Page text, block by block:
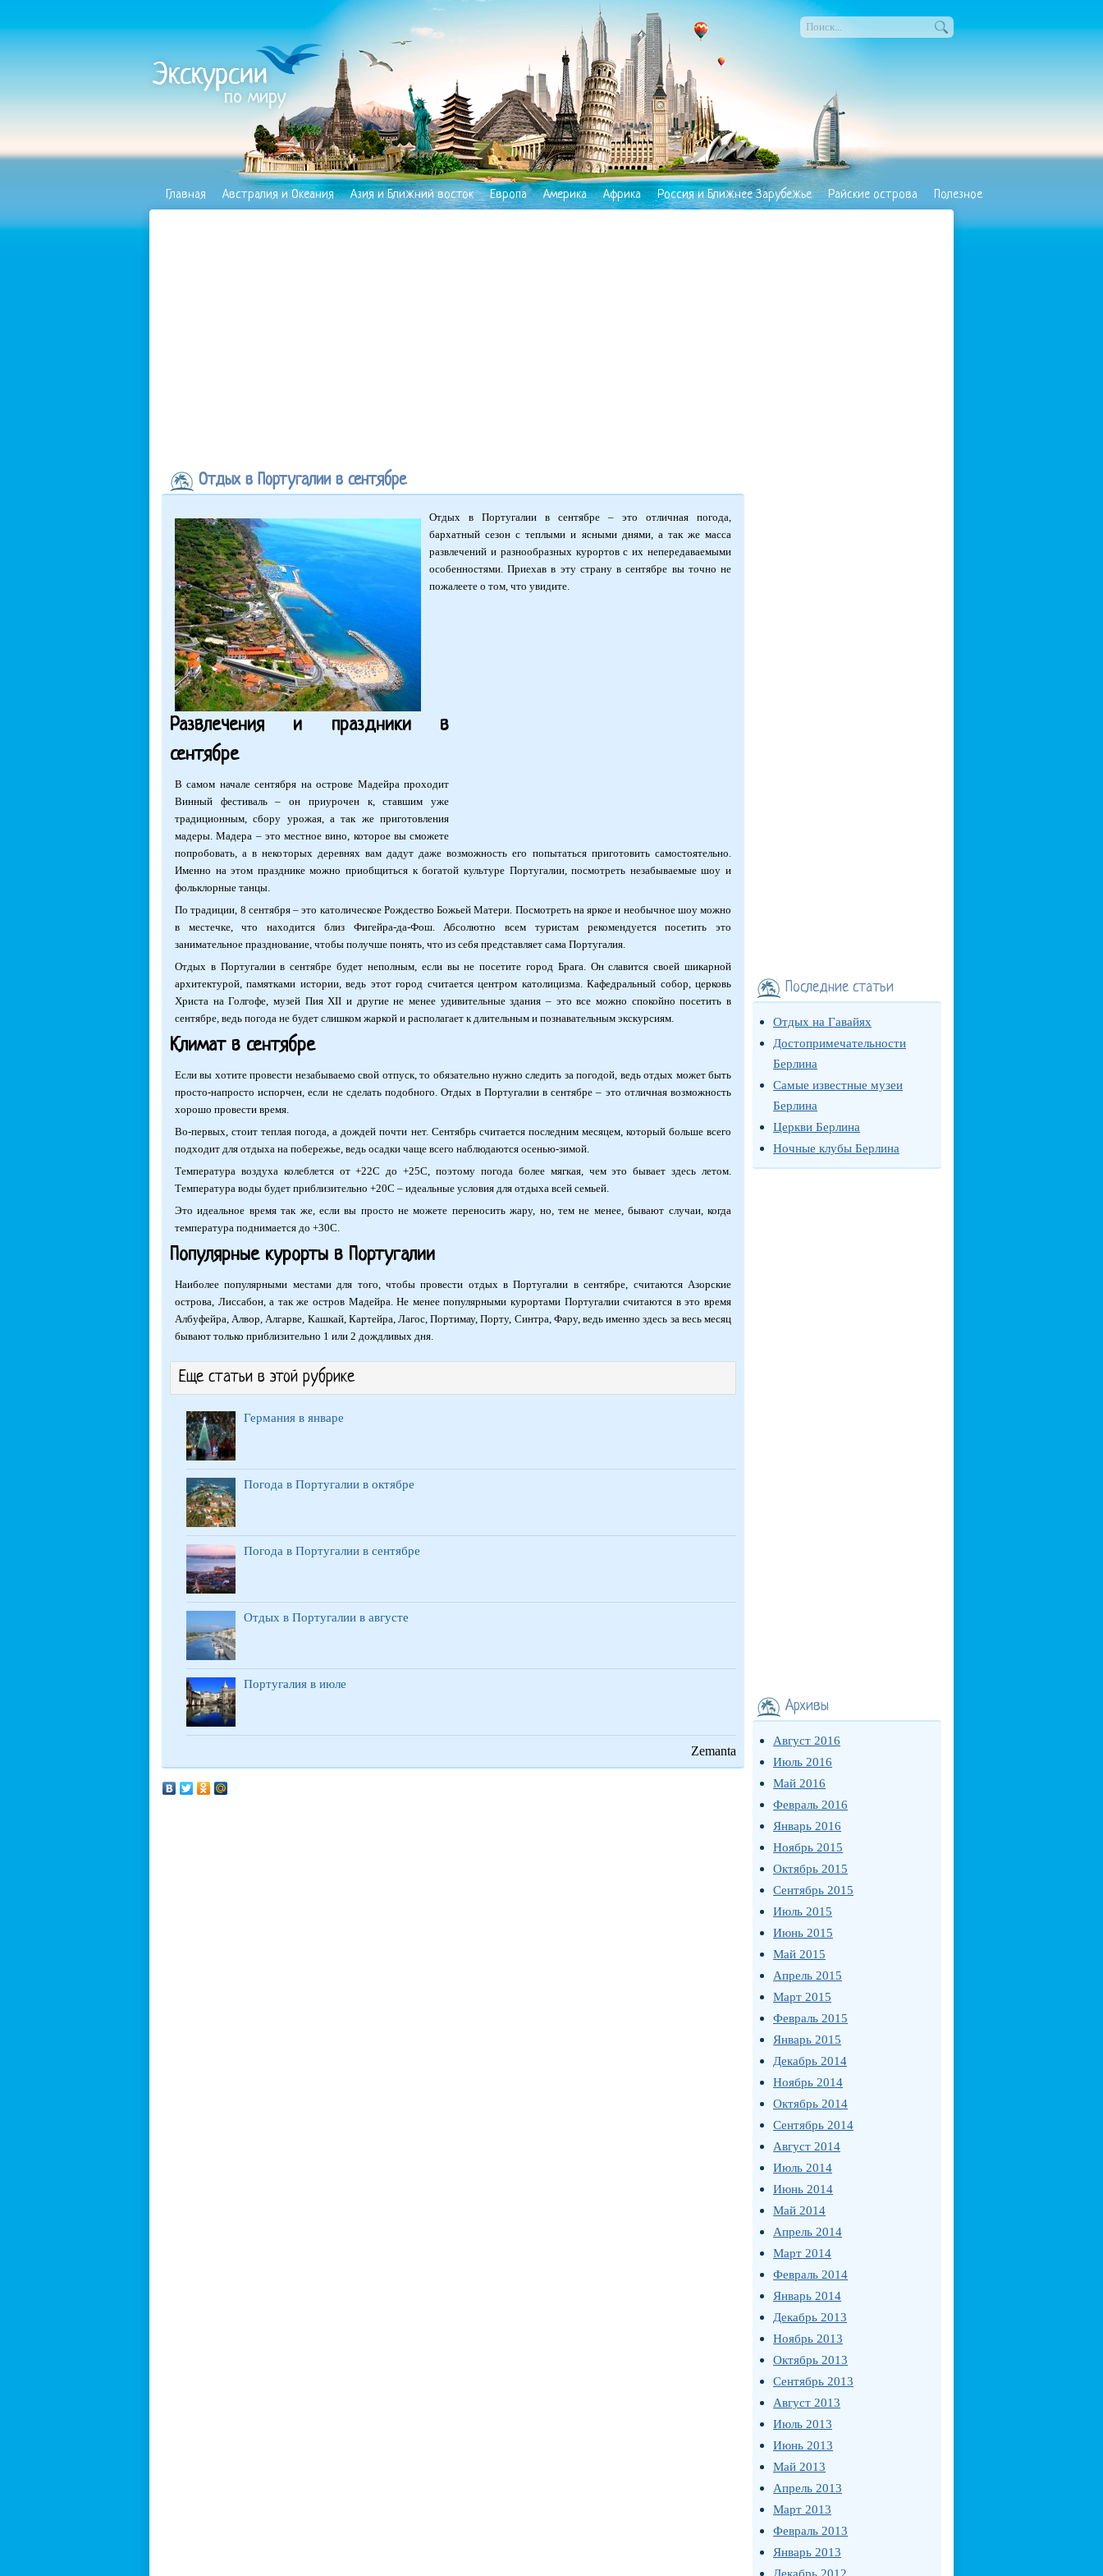
Главная Австралия и Океания Азия и Ближний восток Европа Америка Африка Россия и Ближнее Зарубежье Райские острова Полезное
Отдых в Португалии в сентябре
Отдых в Португалии в сентябре – это отличная погода,
бархатный сезон с теплыми и ясными днями, а так же масса
развлечений и разнообразных курортов с их непередаваемыми
особенностями. Приехав в эту страну в сентябре вы точно не
пожалеете о том, что увидите.
Развлечения и праздники в
сентябре
В самом начале сентября на острове Мадейра проходит
Винный фестиваль – он приурочен к, ставшим уже
традиционным, сбору урожая, а так же приготовления
мадеры. Мадера – это местное вино, которое вы сможете
попробовать, а в некоторых деревнях вам дадут даже возможность его попытаться приготовить самостоятельно.
Именно на этом празднике можно приобщиться к богатой культуре Португалии, посмотреть незабываемые шоу и
фольклорные танцы.
По традиции, 8 сентября – это католическое Рождество Божьей Матери. Посмотреть на яркое и необычное шоу можно
в местечке, что находится близ Фигейра-да-Фош. Абсолютно всем туристам рекомендуется посетить это
занимательное празднование, чтобы получше понять, что из себя представляет сама Португалия.
Отдых в Португалии в сентябре будет неполным, если вы не посетите город Брага. Он славится своей шикарной
архитектурой, памятками истории, ведь этот город считается центром католицизма. Кафедральный собор, церковь
Христа на Голгофе, музей Пия XII и другие не менее удивительные здания – это все можно спокойно посетить в
сентябре, ведь погода не будет слишком жаркой и располагает к длительным и познавательным экскурсиям.
Климат в сентябре
Если вы хотите провести незабываемо свой отпуск, то обязательно нужно следить за погодой, ведь отдых может быть
просто-напросто испорчен, если не сделать подобного. Отдых в Португалии в сентябре – это отличная возможность
хорошо провести время.
Во-первых, стоит теплая погода, а дождей почти нет. Сентябрь считается последним месяцем, который больше всего
подходит для отдыха на побережье, ведь осадки чаще всего наблюдаются осенью-зимой.
Температура воздуха колеблется от +22С до +25С, поэтому погода более мягкая, чем это бывает здесь летом.
Температура воды будет приблизительно +20С – идеальные условия для отдыха всей семьей.
Это идеальное время так же, если вы просто не можете переносить жару, но, тем не менее, бывают случаи, когда
температура поднимается до +30С.
Популярные курорты в Португалии
Наиболее популярными местами для того, чтобы провести отдых в Португалии в сентябре, считаются Азорские
острова, Лиссабон, а так же остров Мадейра. Не менее популярными курортами Португалии считаются в это время
Албуфейра, Алвор, Алгарве, Кашкай, Картейра, Лагос, Портимау, Порту, Синтра, Фару, ведь именно здесь за весь месяц
бывают только приблизительно 1 или 2 дождливых дня.
Еще статьи в этой рубрике
Германия в январе
Погода в Португалии в октябре
Погода в Португалии в сентябре
Отдых в Португалии в августе
Португалия в июле
Zemanta
Последние статьи
Отдых на Гавайях
Достопримечательности
Берлина
Самые известные музеи
Берлина
Церкви Берлина
Ночные клубы Берлина
Архивы
Август 2016
Июль 2016
Май 2016
Февраль 2016
Январь 2016
Ноябрь 2015
Октябрь 2015
Сентябрь 2015
Июль 2015
Июнь 2015
Май 2015
Апрель 2015
Март 2015
Февраль 2015
Январь 2015
Декабрь 2014
Ноябрь 2014
Октябрь 2014
Сентябрь 2014
Август 2014
Июль 2014
Июнь 2014
Май 2014
Апрель 2014
Март 2014
Февраль 2014
Январь 2014
Декабрь 2013
Ноябрь 2013
Октябрь 2013
Сентябрь 2013
Август 2013
Июль 2013
Июнь 2013
Май 2013
Апрель 2013
Март 2013
Февраль 2013
Январь 2013